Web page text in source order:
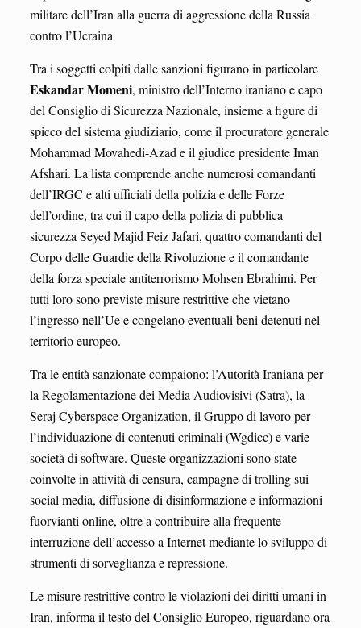
militare dell’Iran alla guerra di aggressione della Russia
contro l’Ucraina
Tra i soggetti colpiti dalle sanzioni figurano in particolare
Eskandar Momeni, ministro dell’Interno iraniano e capo
del Consiglio di Sicurezza Nazionale, insieme a figure di
spicco del sistema giudiziario, come il procuratore generale
Mohammad Movahedi-Azad e il giudice presidente Iman
Afshari. La lista comprende anche numerosi comandanti
dell’IRGC e alti ufficiali della polizia e delle Forze
dell’ordine, tra cui il capo della polizia di pubblica
sicurezza Seyed Majid Feiz Jafari, quattro comandanti del
Corpo delle Guardie della Rivoluzione e il comandante
della forza speciale antiterrorismo Mohsen Ebrahimi. Per
tutti loro sono previste misure restrittive che vietano
l’ingresso nell’Ue e congelano eventuali beni detenuti nel
territorio europeo.
Tra le entità sanzionate compaiono: l’Autorità Iraniana per
la Regolamentazione dei Media Audiovisivi (Satra), la
Seraj Cyberspace Organization, il Gruppo di lavoro per
l’individuazione di contenuti criminali (Wgdicc) e varie
società di software. Queste organizzazioni sono state
coinvolte in attività di censura, campagne di trolling sui
social media, diffusione di disinformazione e informazioni
fuorvianti online, oltre a contribuire alla frequente
interruzione dell’accesso a Internet mediante lo sviluppo di
strumenti di sorveglianza e repressione.
Le misure restrittive contro le violazioni dei diritti umani in
Iran, informa il testo del Consiglio Europeo, riguardano ora